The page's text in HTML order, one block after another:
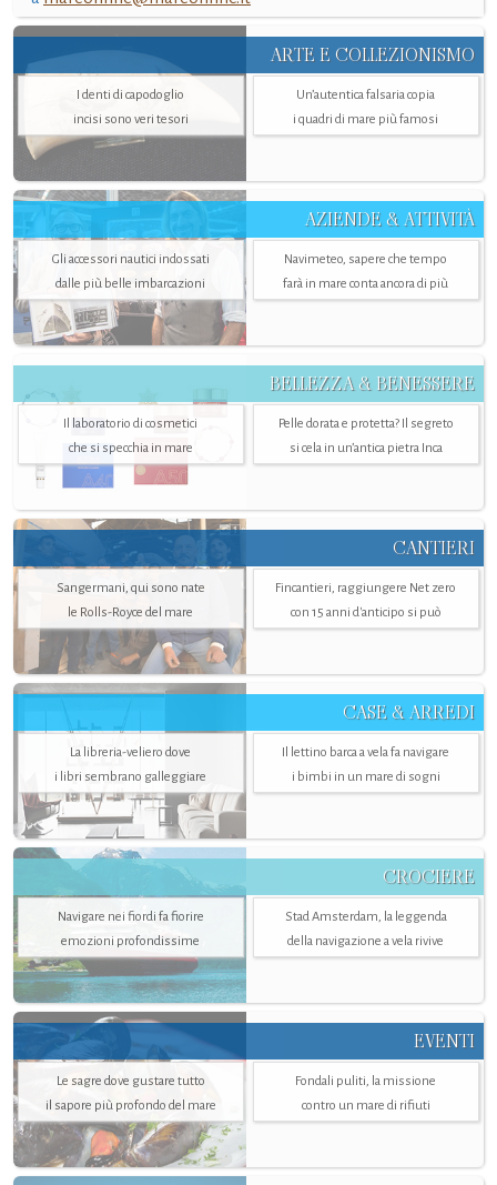
ARTE E COLLEZIONISMO
I denti di capodoglio
incisi sono veri tesori
Un’autentica falsaria copia
i quadri di mare più famosi
AZIENDE & ATTIVITÀ
Gli accessori nautici indossati
dalle più belle imbarcazioni
Navimeteo, sapere che tempo
farà in mare conta ancora di più
BELLEZZA & BENESSERE
Il laboratorio di cosmetici
che si specchia in mare
Pelle dorata e protetta? Il segreto
si cela in un’antica pietra Inca
CANTIERI
Sangermani, qui sono nate
le Rolls-Royce del mare
Fincantieri, raggiungere Net zero
con 15 anni d'anticipo si può
CASE & ARREDI
La libreria-veliero dove
i libri sembrano galleggiare
Il lettino barca a vela fa navigare
i bimbi in un mare di sogni
CROCIERE
Navigare nei fiordi fa fiorire
emozioni profondissime
Stad Amsterdam, la leggenda
della navigazione a vela rivive
EVENTI
Le sagre dove gustare tutto
il sapore più profondo del mare
Fondali puliti, la missione
contro un mare di rifiuti